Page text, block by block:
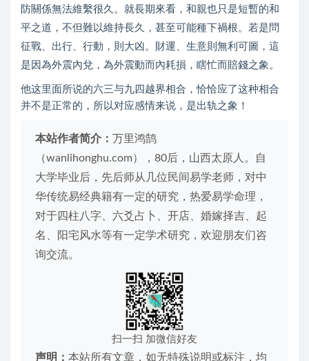
防關係無法維繫很久。就長期來看，和親也只是短暫的和
平之道，不但難以維持長久，甚至可能種下禍根。若是問
征戰、出行、行動，則大凶。財運、生意則無利可圖，這
是因為外震內兌，為外震動而內耗損，瞎忙而賠錢之象。
他这里面所说的六三与九四越界相合，恰恰应了这种相合
并不是正常的，所以对应感情来说，是出轨之象！
本站作者简介： 万里鸿鹄
（wanlihonghu.com），80后，山西太原人。自
大学毕业后，先后师从几位民间易学老师，对中
华传统易经典籍有一定的研究，热爱易学命理，
对于四柱八字、六爻占卜、开店、婚嫁择吉、起
名、阳宅风水等有一定学术研究，欢迎朋友们咨
询交流。
扫一扫 加微信好友
声明： 本站所有文章，如无特殊说明或标注，均